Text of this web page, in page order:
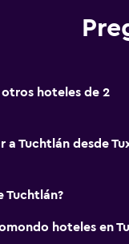
otros hoteles de 2
a Tuchtlán desde
Tuchtlán?
hoteles en